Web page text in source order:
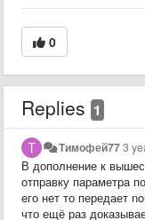
0
Replies 1
Тимофей773
В дополнение к
отправку параметра
его нет то передает
что ещё раз